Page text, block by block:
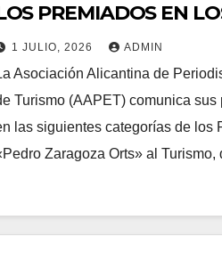
PREMIADOS EN
“PEDRO ZARAGOZA ORTS”
TURISMO 2026
1 JULIO, 2026 ADMIN
Asociación Alicantina de
Turismo (AAPET) comunica sus
las siguientes categorías de los
Zaragoza Orts» al